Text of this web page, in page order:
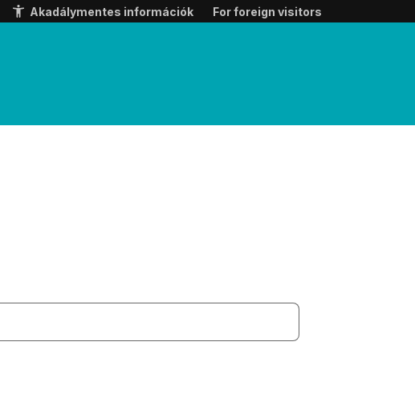
Akadálymentes információk For foreign visitors
alatt